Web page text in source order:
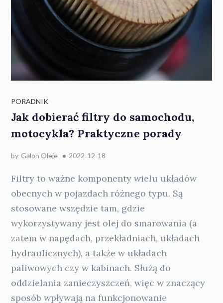
PORADNIK
Jak dobierać filtry do samochodu,
motocykla? Praktyczne porady
by Galon Oleje 2022-12-18
Filtry to ważne komponenty wielu układów
obecnych w pojazdach różnego typu. Są
stosowane wszędzie tam, gdzie
wykorzystywany jest olej do smarowania (a
zatem w napędach, przekładniach, układach
hydraulicznych), a także w układach
paliwowych czy w kabinach. Służą do
oddzielania zanieczyszczeń, więc w znaczący
sposób wpływają na funkcjonowanie